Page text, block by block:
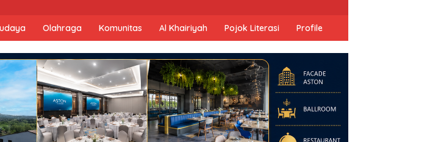
Olahraga Komunitas Al Khairiyah Pojok Literasi Profile